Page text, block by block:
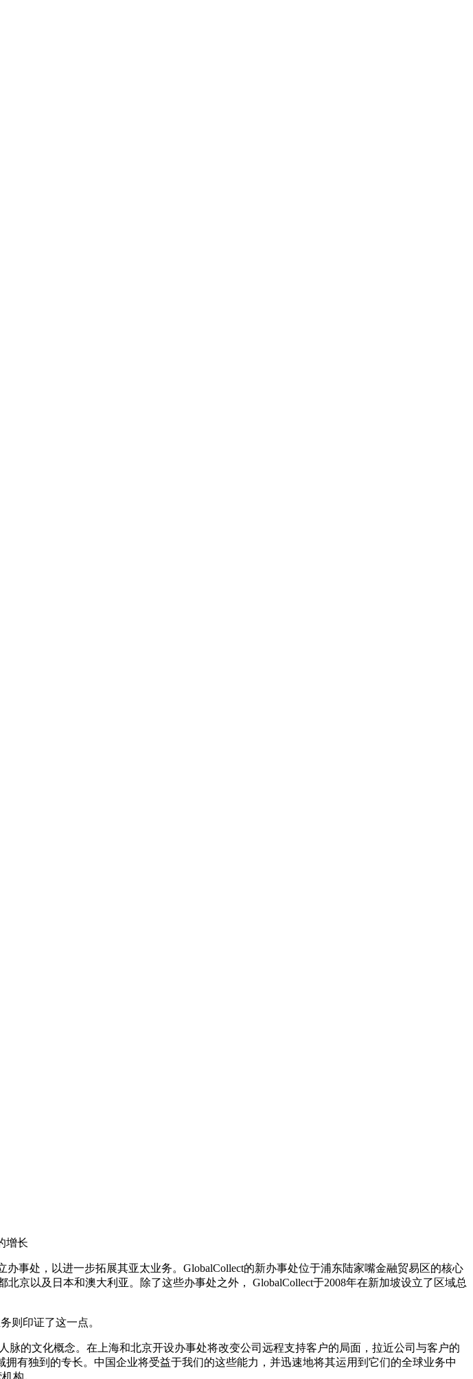
增长
事处，以进一步拓展其亚太业务。GlobalCollect的新办事处位于浦东陆家嘴金融贸易区的核心
京以及日本和澳大利亚。除了这些办事处之外， GlobalCollect于2008年在新加坡设立了区域总
则印证了这一点。
脉的文化概念。在上海和北京开设办事处将改变公司远程支持客户的局面，拉近公司与客户的
有独到的专长。中国企业将受益于我们的这些能力，并迅速地将其运用到它们的全球业务中
构。